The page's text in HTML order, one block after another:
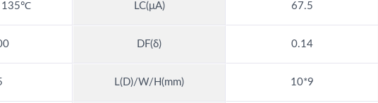
135℃ LC(μA) 67.5
DF(δ) 0.14
L(D)/W/H(mm) 10*9